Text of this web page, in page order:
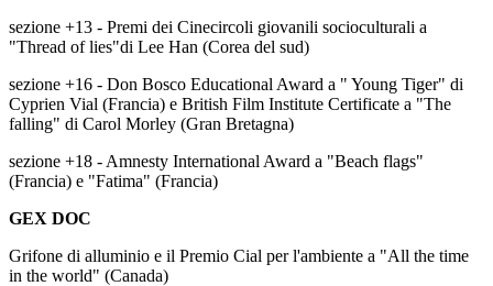
sezione +13 - Premi dei Cinecircoli giovanili socioculturali a
"Thread of lies"di Lee Han (Corea del sud)
sezione +16 - Don Bosco Educational Award a " Young Tiger" di
Cyprien Vial (Francia) e British Film Institute Certificate a "The
falling" di Carol Morley (Gran Bretagna)
sezione +18 - Amnesty International Award a "Beach flags"
(Francia) e "Fatima" (Francia)
GEX DOC
Grifone di alluminio e il Premio Cial per l'ambiente a "All the time
in the world" (Canada)